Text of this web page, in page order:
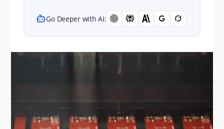
Go Deeper with AI: